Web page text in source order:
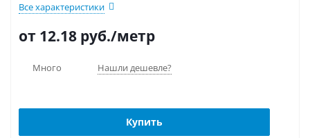
Все характеристики
от 12.18 руб./метр
Много Нашли дешевле?
Купить